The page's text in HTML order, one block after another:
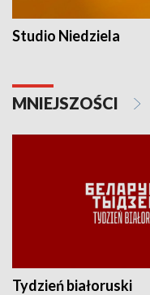
Studio Niedziela
MNIEJSZOŚCI
Tydzień białoruski